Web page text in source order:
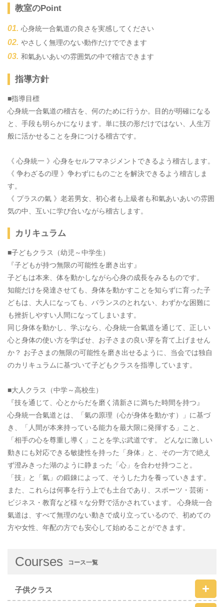
教室のPoint
心身統一合氣道の良さを実感してください
やさしく無理のない動作だけでできます
和氣あいあいの雰囲気の中で稽古できます
指導方針
■指導目標
心身統一合氣道の稽古を、何のために行うか。目的が明確になる
と、手段も明らかになります。単に技の形だけではない、人生万
般に活かせることを身につける稽古です。
《 心身統一 》心身をセルフマネジメントできるよう稽古します。
《 争わざるの理 》争わずにものごとを解決できるよう稽古しま
す。
《 プラスの氣 》老若男女、初心者も上級者も和氣あいあいの雰囲
気の中、互いに学び合いながら稽古します。
カリキュラム
■子どもクラス（幼児～中学生）
『子どもが持つ無限の可能性を磨き出す』
子どもは本来、体を動かしながら心身の成長をみるものです。
知能だけを発達させても、身体を動かすことを知らずに育った子
どもは、大人になっても、バランスのとれない、わずかな困難に
も挫折しやすい人間になってしまいます。
同じ身体を動かし、学ぶなら、心身統一合氣道を通じて、正しい
心と身体の使い方を学ばせ、お子さまの良い芽を育て上げません
か？ お子さまの無限の可能性を磨き出せるように、当会では独自
のカリキュラムに基づいて子どもクラスを指導しています。
■大人クラス（中学～高校生）
『技を通じて、心とからだを磨く清新さに満ちた時間を持つ』
心身統一合氣道とは、「氣の原理（心が身体を動かす）」に基づ
き、「人間が本来持っている能力を最大限に発揮する」こと、
「相手の心を尊重し導く」ことを学ぶ武道です。 どんなに激しい
動きにも対応できる敏捷性を持った「身体」と、その一方で絶え
ず澄みきった湖のように静まった「心」を合わせ持つこと。
「技」と「氣」の鍛錬によって、そうした力を養っていきます。
また、これらは何事を行う上でも土台であり、スポーツ・芸術・
ビジネス・教育など様々な分野で活かされています。 心身統一合
氣道は、すべて無理のない動きで成り立っているので、初めての
方や女性、年配の方でも安心して始めることができます。
Courses コース一覧
子供クラス